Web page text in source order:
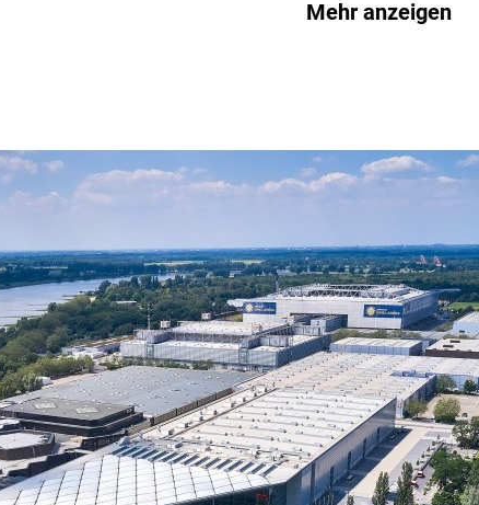
Mehr anzeigen
die MERKUR Spiel-Arena, ebenfalls direkt